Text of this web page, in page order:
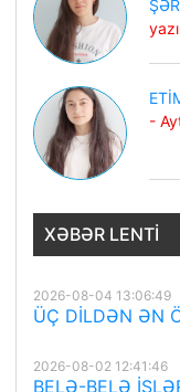
-
XƏBƏR LENTI
2026-08-04 13:06:49
ÜÇ DİLDƏN ƏN
2026-08-02 12:41:46
BELƏ-BELƏ